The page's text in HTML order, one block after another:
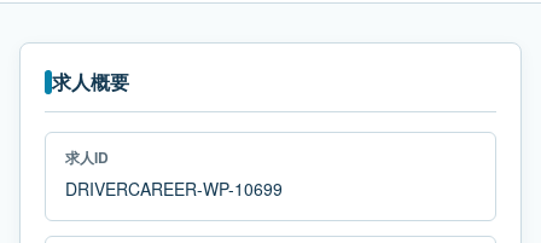
求人概要
求人ID
DRIVERCAREER-WP-10699